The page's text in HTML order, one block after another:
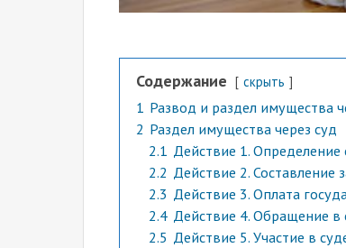
Содержание скрыть
1 Развод и раздел имущества
2 Раздел имущества через суд
2.1 Действие 1.
2.2 Действие 2.
2.3 Действие 3. Оплата
2.4 Действие 4. Обращение в
2.5 Действие 5. Участие в